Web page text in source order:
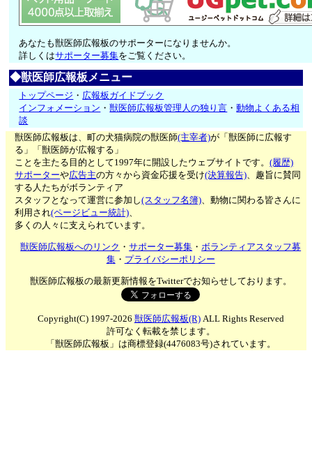
あなたも獣医師広報板のサポーターになりませんか。
詳しくはサポーター募集をご覧ください。
◆獣医師広報板メニュー
トップページ ・ 広報板ガイドブック
インフォメーション ・獣医師広報板管理人の独り言 ・動物よくある相
談
獣医師広報板は、町の犬猫病院の獣医師(主宰者)が「獣医師に広報す
る」「獣医師が広報する」
ことを主たる目的として1997年に開設したウェブサイトです。(履歴)
サポーターや広告主の方々から資金応援を受け(決算報告)、趣旨に賛同
する人たちがボランティア
スタッフとなって運営に参加し(スタッフ名簿)、動物に関わる皆さんに
利用され(ページビュー統計)、
多くの人々に支えられています。
獣医師広報板へのリンク ・サポーター募集 ・ボランティアスタッフ募
集・ プライバシーポリシー
獣医師広報板の最新更新情報をTwitterでお知らせしております。
Copyright(C) 1997-2026 獣医師広報板(R)ALL Rights Reserved
許可なく転載を禁じます。
「獣医師広報板」は商標登録(4476083号)されています。